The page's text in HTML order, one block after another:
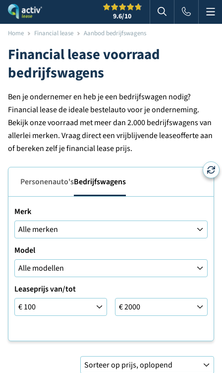
9.6/10 Zoeken in
Home Financial lease Aanbod bedrijfswagens
Financial lease voorraad
bedrijfswagens
Ben je ondernemer en heb je een bedrijfswagen nodig?
Financial lease de ideale bestelauto voor je onderneming.
Bekijk onze voorraad met meer dan 2.000 bedrijfswagens van
allerlei merken. Vraag direct een vrijblijvende leaseofferte aan
of bereken zelf je financial lease prijs.
Personenauto'sBedrijfswagens
Merk
Model
Leaseprijs van/tot
Leaseprijs tot